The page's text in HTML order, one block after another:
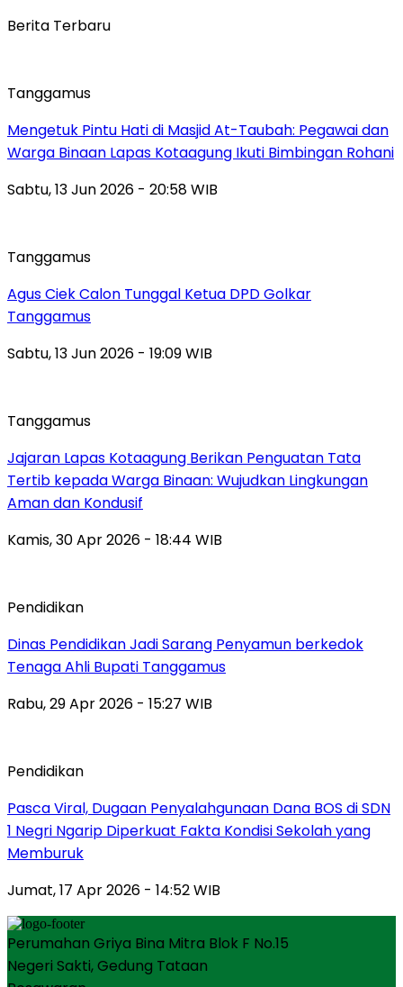
Berita Terbaru
Tanggamus
Mengetuk Pintu Hati di Masjid At-Taubah: Pegawai dan
Warga Binaan Lapas Kotaagung Ikuti Bimbingan Rohani
Sabtu, 13 Jun 2026 - 20:58 WIB
Tanggamus
Agus Ciek Calon Tunggal Ketua DPD Golkar
Tanggamus
Sabtu, 13 Jun 2026 - 19:09 WIB
Tanggamus
Jajaran Lapas Kotaagung Berikan Penguatan Tata
Tertib kepada Warga Binaan: Wujudkan Lingkungan
Aman dan Kondusif
Kamis, 30 Apr 2026 - 18:44 WIB
Pendidikan
Dinas Pendidikan Jadi Sarang Penyamun berkedok
Tenaga Ahli Bupati Tanggamus
Rabu, 29 Apr 2026 - 15:27 WIB
Pendidikan
Pasca Viral, Dugaan Penyalahgunaan Dana BOS di SDN
1 Negri Ngarip Diperkuat Fakta Kondisi Sekolah yang
Memburuk
Jumat, 17 Apr 2026 - 14:52 WIB
Perumahan Griya Bina Mitra Blok F No.15
Negeri Sakti, Gedung Tataan